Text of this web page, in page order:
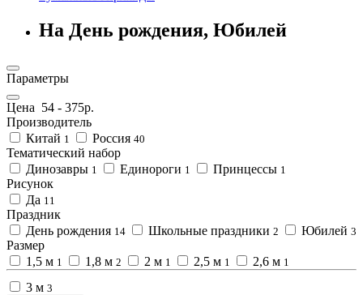
На День рождения, Юбилей
Параметры
Цена 54 - 375р.
Производитель
Китай 1 Россия 40
Тематический набор
Динозавры 1 Единороги 1 Принцессы 1
Рисунок
Да 11
Праздник
День рождения 14 Школьные праздники 2 Юбилей 3
Размер
1,5 м 1 1,8 м 2 2 м 1 2,5 м 1 2,6 м 1
3 м 3